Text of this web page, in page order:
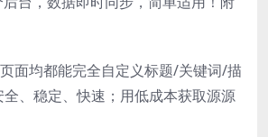
面均都能完全自定义标题/关键词/描
、稳定、快速；用低成本获取源源